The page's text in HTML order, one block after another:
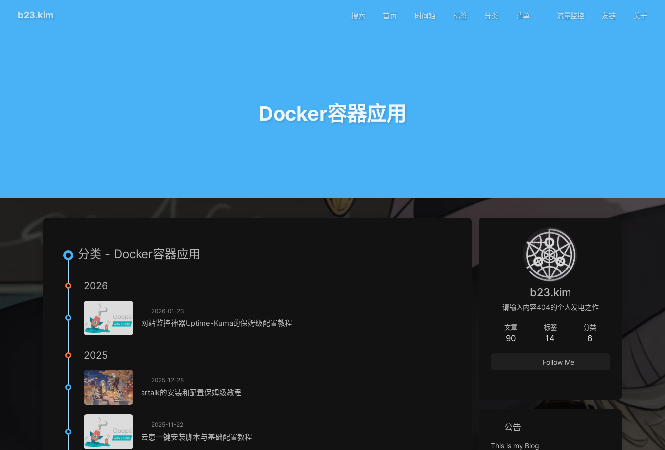
b23.kim 搜索 首页 时间轴 标签 分类 清单 流量监控 友链 关于
Docker容器应用
分类 - Docker容器应用
2026
2026-01-23
网站监控神器Uptime-Kuma的保姆级配置教程
2025
2025-12-28
artalk的安装和配置保姆级教程
2025-11-22
云崽一键安装脚本与基础配置教程
b23.kim
请输入内容404的个人发电之作
文章
90
标签
14
分类
6
Follow Me
公告
This is my Blog